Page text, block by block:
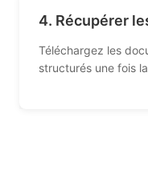
4. Récupérer
Téléchargez les
structurés une fois